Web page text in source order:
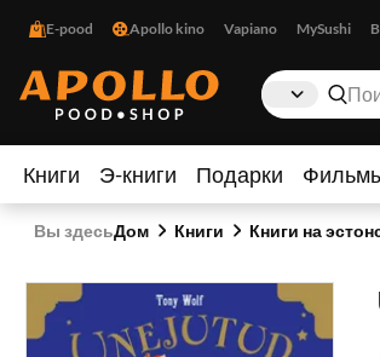
E-pood Apollo kino Vapiano MySushi
Книги Э-книги Подарки
Вы здесьДом Книги Книги на